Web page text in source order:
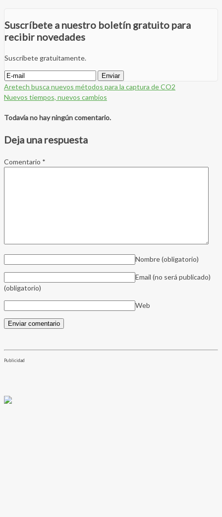
Suscríbete a nuestro boletín gratuito para
recibir novedades
Suscríbete gratuitamente.
Aretech busca nuevos métodos para la captura de CO2
Nuevos tiempos, nuevos cambios
Todavía no hay ningún comentario.
Deja una respuesta
Comentario *
Nombre(obligatorio)
Email (no será publicado)
(obligatorio)
Web
Publicidad